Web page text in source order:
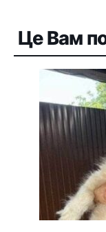
Це Вам